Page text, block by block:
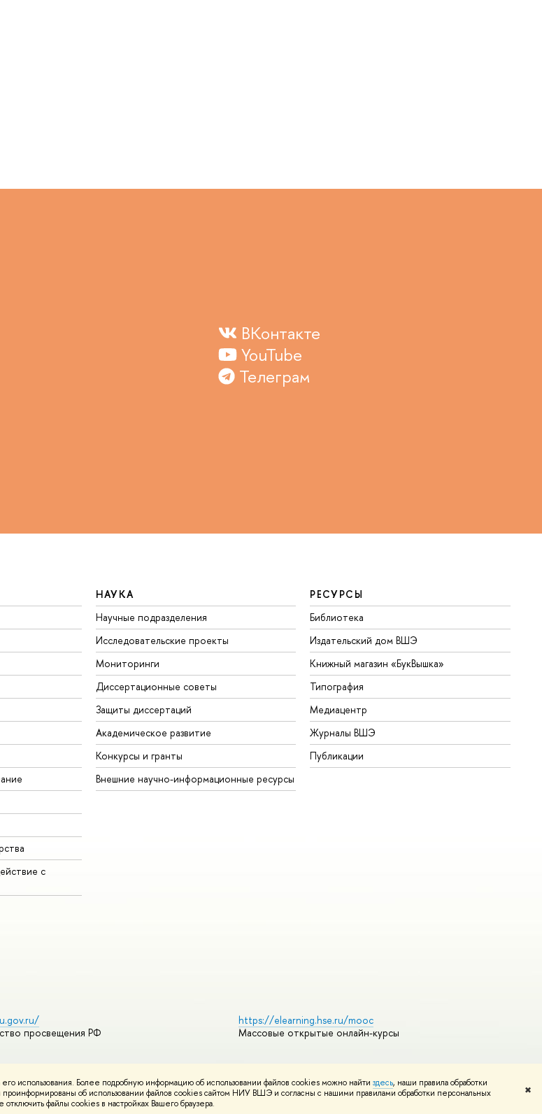
использования. Более подробную информацию об использовании файлов cookies можно найти здесь, наши правила обработки
проинформированы об использовании файлов cookies сайтом НИУ ВШЭ и согласны с нашими правилами обработки персональных
файлы cookies в настройках Вашего браузера.
✖
ВКонтакте
YouTube
Телеграм
с
НАУКА
Научные подразделения
Исследовательские проекты
Мониторинги
Диссертационные советы
Защиты диссертаций
Академическое развитие
Конкурсы и гранты
Внешние научно-информационные ресурсы
РЕСУРСЫ
Библиотека
Издательский дом ВШЭ
Книжный магазин «БукВышка»
Типография
Медиацентр
Журналы ВШЭ
Публикации
просвещения РФ
https://elearning.hse.ru/mooc
Массовые открытые онлайн-курсы
конфиденциальностиКарта сайта
Редактору